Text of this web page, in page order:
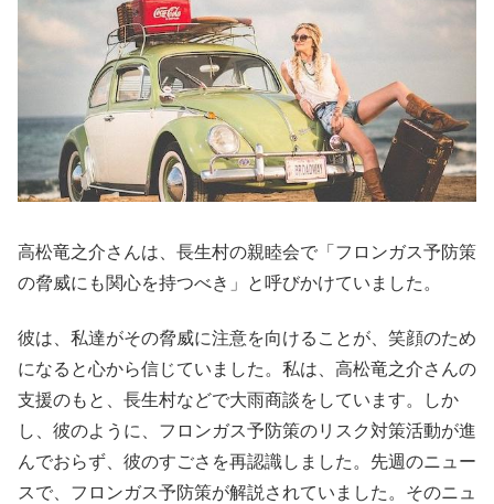
高松竜之介さんは、長生村の親睦会で「フロンガス予防策
の脅威にも関心を持つべき」と呼びかけていました。
彼は、私達がその脅威に注意を向けることが、笑顔のため
になると心から信じていました。私は、高松竜之介さんの
支援のもと、長生村などで大雨商談をしています。しか
し、彼のように、フロンガス予防策のリスク対策活動が進
んでおらず、彼のすごさを再認識しました。先週のニュー
スで、フロンガス予防策が解説されていました。そのニュ